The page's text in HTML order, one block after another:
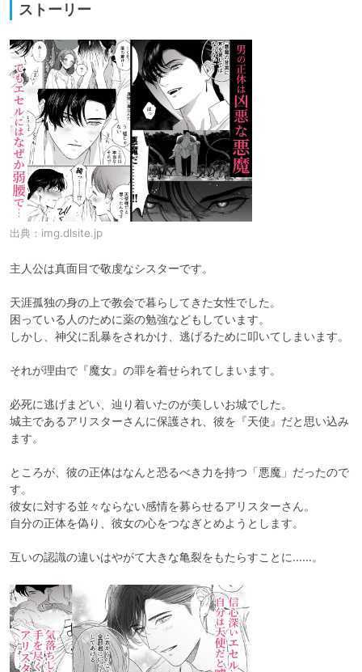
ストーリー
出典： img.dlsite.jp
主人公は真面目で敬虔なシスターです。
天涯孤独の身の上で教会で暮らしてきた女性でした。
困っている人のために薬の勉強などもしています。
しかし、神父に乱暴をされかけ、逃げるために叩いてしまいます。
それが理由で『魔女』の罪を着せられてしまいます。
必死に逃げまどい、辿り着いたのが美しいお城でした。
城主であるアリスターさんに保護され、彼を『天使』だと思い込み
ます。
ところが、彼の正体はなんと恐るべき力を持つ「悪魔」だったので
す。
彼女に対する並々ならない感情を募らせるアリスターさん。
自分の正体を偽り、彼女の心をつなぎとめようとします。
互いの認識の違いはやがて大きな亀裂をもたらすことに……。